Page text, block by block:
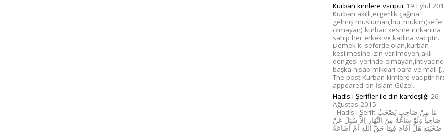
Kurban kimlere vaciptir 19 Eylül
Kurban akıllı,ergenlik çağına
olmayan) kurban kesme imkanına
sahip her erkek ve kadına vaciptir.
Demek ki seferde olan,kurban
kesilmesine izin verilmeyen,akli
dengesi yerinde
başka nisap mikdarı para ve malı
The post Kurban kimlere vaciptir
appeared on İslam Güzel.
Hadis-i Şerifler ile din kardeşliği 26
Ağustos 2015
Hadis-i Şerif: مَا مِنْ صَاحِبٍ يَصْحَبُ
صَاحِباً وَلَوْ سَاعَةً مِنَ النَّهَارِ اِلاَّ سُئِلَ عَنْ
صُحْبَتِهِ هَلْ اَقَامَ فِيهَا حَقَّ اللهِ اَمْ اَضَاعَهُ